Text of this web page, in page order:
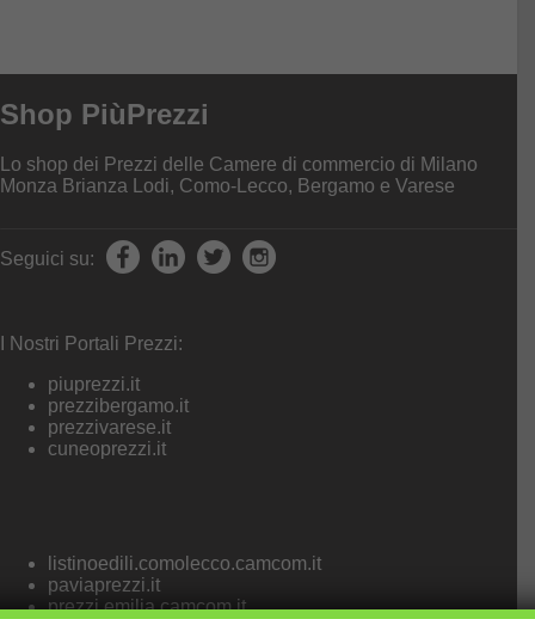
del
Shop PiùPrezzi
Lo shop dei Prezzi delle Camere di commercio di Milano
Monza Brianza Lodi, Como-Lecco, Bergamo e Varese
Seguici su:
I Nostri Portali Prezzi:
piuprezzi.it
prezzibergamo.it
prezzivarese.it
cuneoprezzi.it
listinoedili.comolecco.camcom.it
paviaprezzi.it
prezzi.emilia.camcom.it